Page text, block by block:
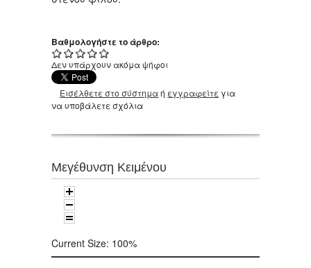
Βαθμολογήστε το άρθρο:
Δεν υπάρχουν ακόμα ψήφοι
Εισέλθετε στο σύστημαή εγγραφείτε για
να υποβάλετε σχόλια
Μεγέθυνση Κειμένου
Current Size: 100%